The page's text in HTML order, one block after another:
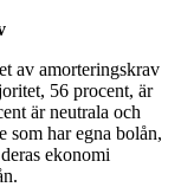
av amorteringskrav
56 procent, är
är neutrala och
som har egna bolån,
ekonomi